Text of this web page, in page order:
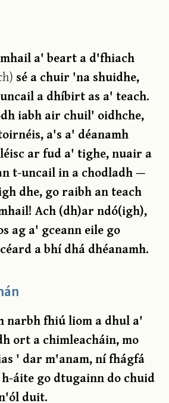
a' beart a d'fhiach
sé a chuir 'na shuidhe,
a dhíbirt as a' teach.
iabh air chuil' oidhche,
a's a' déanamh
ar fud a' tighe, nuair a
t-uncail in a chodladh —
dhe, go raibh an teach
Ach (dh)ar ndó(igh),
ag a' gceann eile go
a bhí dhá dhéanamh.
narbh fhiú liom a dhul a'
ort a chimleacháin, mo
' dar m'anam, ní fhágfá
áite go dtugainn do chuid
duit.